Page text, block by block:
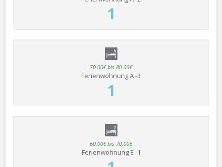
1
70.00€ bis 80.00€
Ferienwohnung A -3
1
60.00€ bis 70.00€
Ferienwohnung E -1